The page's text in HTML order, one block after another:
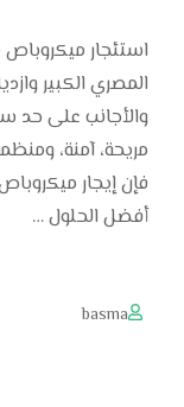
استئجار
المصري الكبير
والأجانب على حد
مريحة، آمنة،
أفضل الحلول …
basma